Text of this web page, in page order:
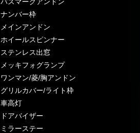
ナンバー枠
メインアンドン
ホイールスピンナー
ステンレス出窓
メッキフォグランプ
ワンマン/菱/胸アンドン
グリルカバー/ライト枠
車高灯
ドアバイザー
ミラーステー